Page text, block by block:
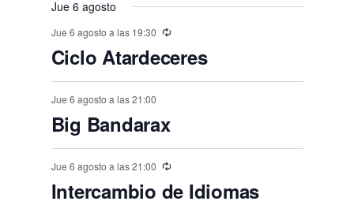
s
Jue 6 agosto
Jue 6 agosto a las 19:30
Ciclo Atardeceres
Jue 6 agosto a las 21:00
Big Bandarax
Jue 6 agosto a las 21:00
Intercambio de Idiomas